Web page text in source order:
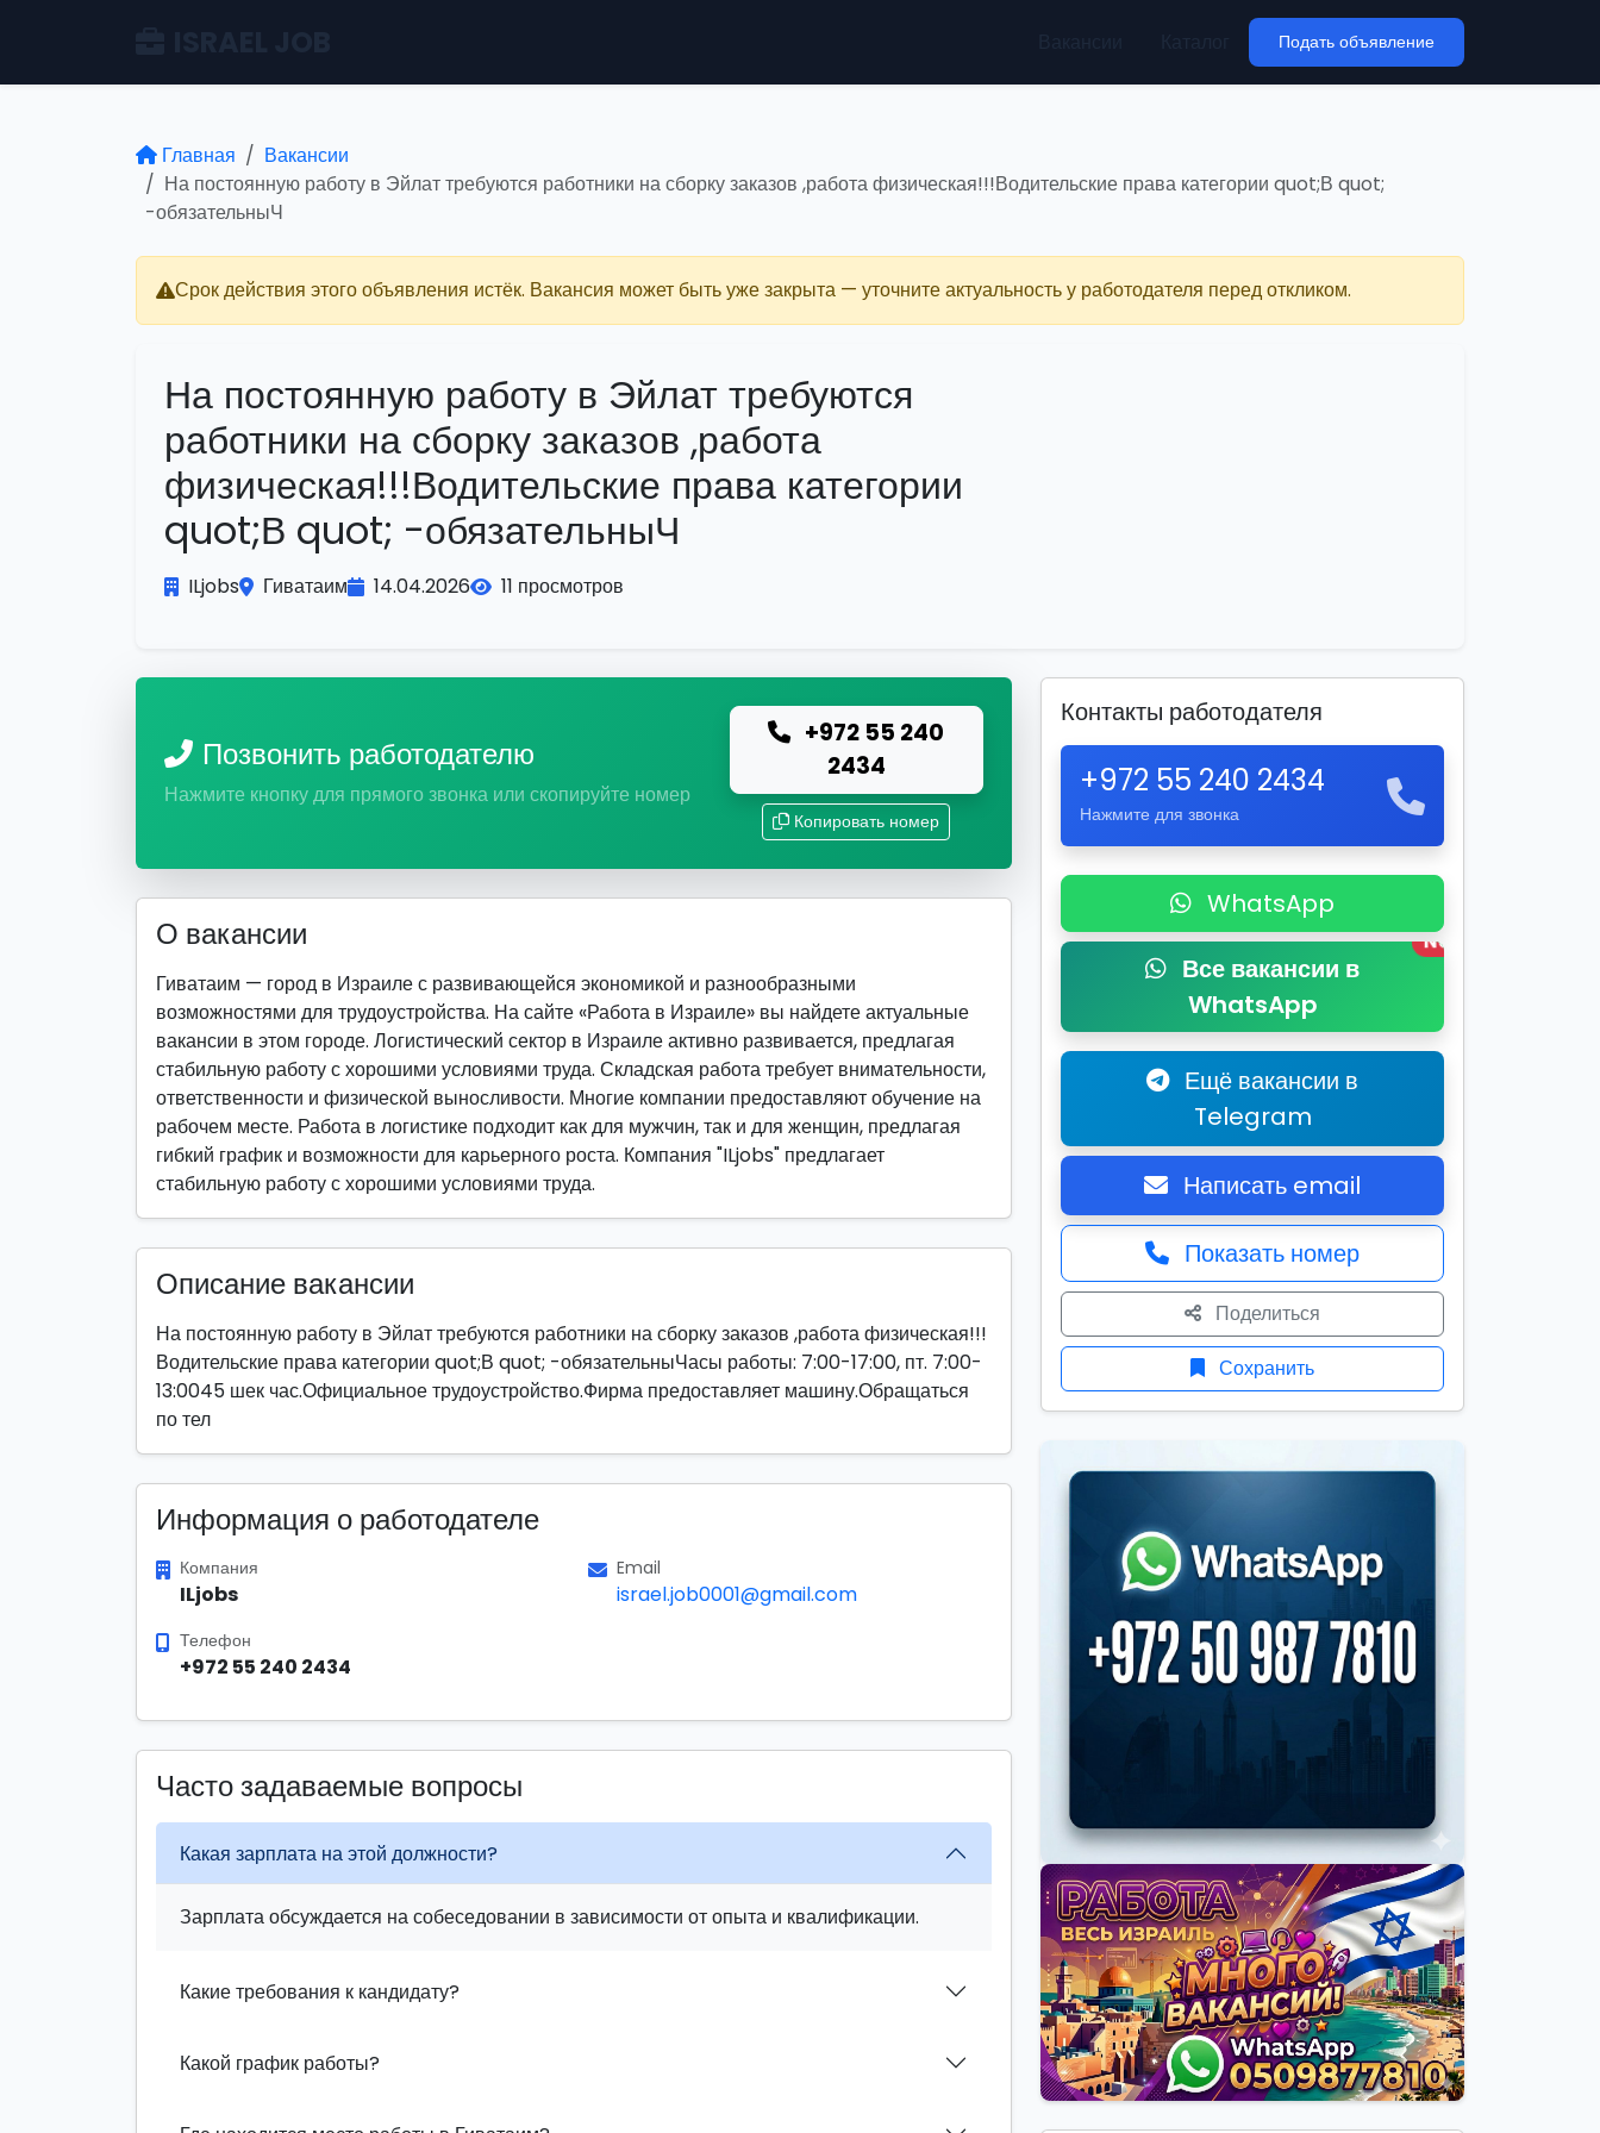
Подать объявление
Главная
Вакансии
На постоянную работу в Эйлат требуются работники на сборку заказов ,работа физическая!!!Водительские права категории quot;В quot;
-обязательныЧ
Срок действия этого объявления истёк. Вакансия может быть уже закрыта — уточните актуальность у работодателя перед откликом.
На постоянную работу в Эйлат требуются
работники на сборку заказов ,работа
физическая!!!Водительские права категории
quot;В quot; -обязательныЧ
ILjobs Гиватаим 14.04.2026 11 просмотров
Позвонить работодателю
Нажмите кнопку для прямого звонка или скопируйте номер
+972 55 240
2434
Копировать номер
О вакансии
Гиватаим — город в Израиле с развивающейся экономикой и разнообразными
возможностями для трудоустройства. На сайте «Работа в Израиле» вы найдете актуальные
вакансии в этом городе. Логистический сектор в Израиле активно развивается, предлагая
стабильную работу с хорошими условиями труда. Складская работа требует внимательности,
ответственности и физической выносливости. Многие компании предоставляют обучение на
рабочем месте. Работа в логистике подходит как для мужчин, так и для женщин, предлагая
гибкий график и возможности для карьерного роста. Компания "ILjobs" предлагает
стабильную работу с хорошими условиями труда.
Описание вакансии
На постоянную работу в Эйлат требуются работники на сборку заказов ,работа физическая!!!
Водительские права категории quot;В quot; -обязательныЧасы работы: 7:00-17:00, пт. 7:00-
13:0045 шек час.Официальное трудоустройство.Фирма предоставляет машину.Обращаться
по тел
Информация о работодателе
Компания
ILjobs
Email
israel.job0001@gmail.com
Телефон
+972 55 240 2434
Часто задаваемые вопросы
Какая зарплата на этой должности?
Зарплата обсуждается на собеседовании в зависимости от опыта и квалификации.
Какие требования к кандидату?
Какой график работы?
Контакты работодателя
+972 55 240 2434
Нажмите для звонка
WhatsApp
Все вакансии в
WhatsApp
New
Ещё вакансии в
Telegram
Написать email
Показать номер
Поделиться
Сохранить